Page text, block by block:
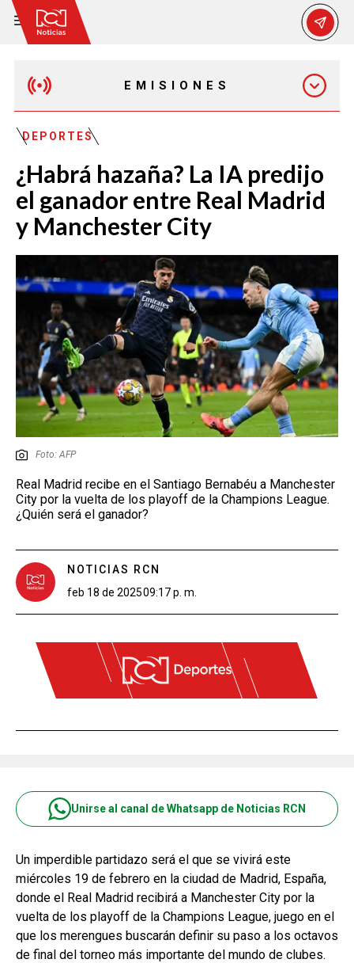
EMISIONES
EMISIÓN 7:00 PM
DEPORTES
¿Habrá hazaña? La IA predijo
el ganador entre Real Madrid
y Manchester City
Foto: AFP
Real Madrid recibe en el Santiago Bernabéu a Manchester
City por la vuelta de los playoff de la Champions League.
¿Quién será el ganador?
NOTICIAS RCN
feb 18 de 202509:17 p. m.
Unirse al canal de Whatsapp de Noticias RCN
Un imperdible partidazo será el que se vivirá este
miércoles 19 de febrero en la ciudad de Madrid, España,
donde el Real Madrid recibirá a Manchester City por la
vuelta de los playoff de la Champions League, juego en el
que los merengues buscarán definir su paso a los octavos
de final del torneo más importante del mundo de clubes.